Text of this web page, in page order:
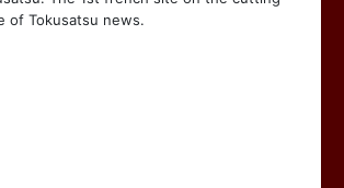
of Tokusatsu news.